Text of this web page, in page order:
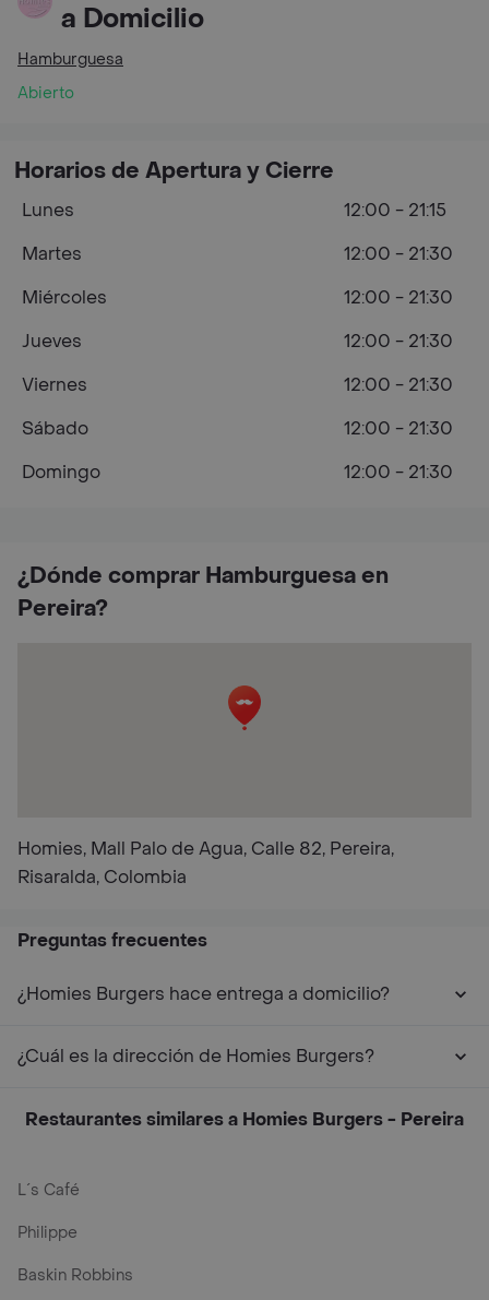
a Domicilio
Hamburguesa
Abierto
¿Dónde comprar Hamburguesa en
Pereira?
Homies, Mall Palo de Agua, Calle 82, Pereira,
Risaralda, Colombia
Horarios de Apertura y Cierre
Lunes
12:00 - 21:15
Martes
12:00 - 21:30
Miércoles
12:00 - 21:30
Jueves
12:00 - 21:30
Viernes
12:00 - 21:30
Sábado
12:00 - 21:30
Domingo
12:00 - 21:30
Preguntas frecuentes
¿Homies Burgers hace entrega a domicilio?
¿Cuál es la dirección de Homies Burgers?
Restaurantes similares a Homies Burgers - Pereira
L´s Café
Philippe
Baskin Robbins